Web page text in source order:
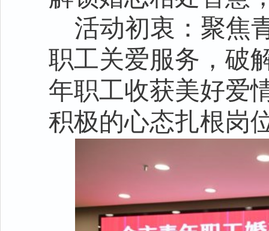
活动初衷：聚焦
职工关爱服务，破
年职工收获美好爱
积极的心态扎根岗